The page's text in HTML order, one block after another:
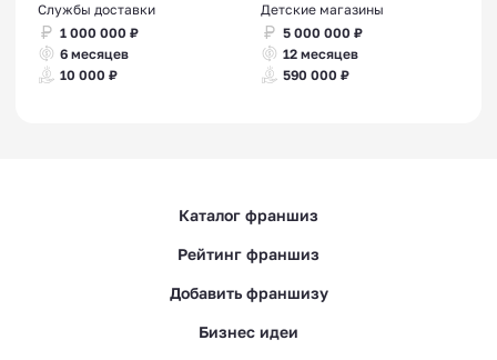
Службы доставки
1 000 000 ₽
6 месяцев
10 000 ₽
Детские магазины
5 000 000 ₽
12 месяцев
590 000 ₽
Каталог франшиз
Рейтинг франшиз
Добавить франшизу
Бизнес идеи